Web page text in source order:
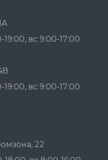
19:00, вс 9:00-17:00
19:00, вс 9:00-17:00
22